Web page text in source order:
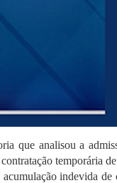
que analisou a
temporária
indevida de